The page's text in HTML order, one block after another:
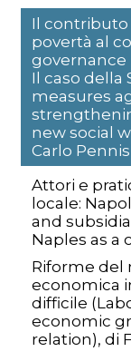
Il contributo
povertà al
governance
Il caso della
measures
new social
Carlo
Attori e
locale:
and
Naples as a
Riforme del
economica
difficile
economic
relation), di